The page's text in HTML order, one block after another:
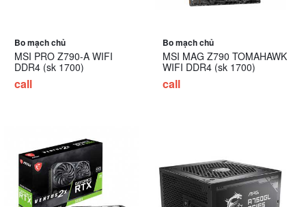
Bo mạch chủ
MSI PRO Z790-A WIFI
DDR4 (sk 1700)
call
Bo mạch chủ
MSI MAG Z790 TOMAHAWK
WIFI DDR4 (sk 1700)
call